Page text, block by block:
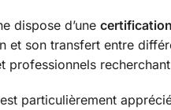
dispose d’une
et son transfert entre
professionnels
est particulièrement